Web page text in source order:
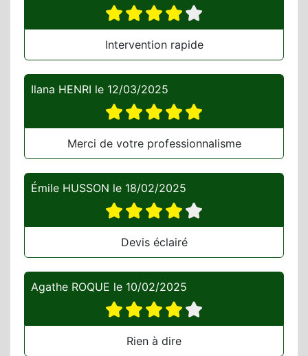
Intervention rapide
Ilana HENRI le 12/03/2025
Merci de votre professionnalisme
Émile HUSSON le 18/02/2025
Devis éclairé
Agathe ROQUE le 10/02/2025
Rien à dire